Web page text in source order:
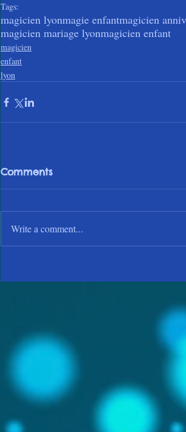
Tags:
magicien lyonmagie enfantmagicien
magicien mariage lyonmagicien enfant
magicien
enfant
lyon
Comments
Write a comment...